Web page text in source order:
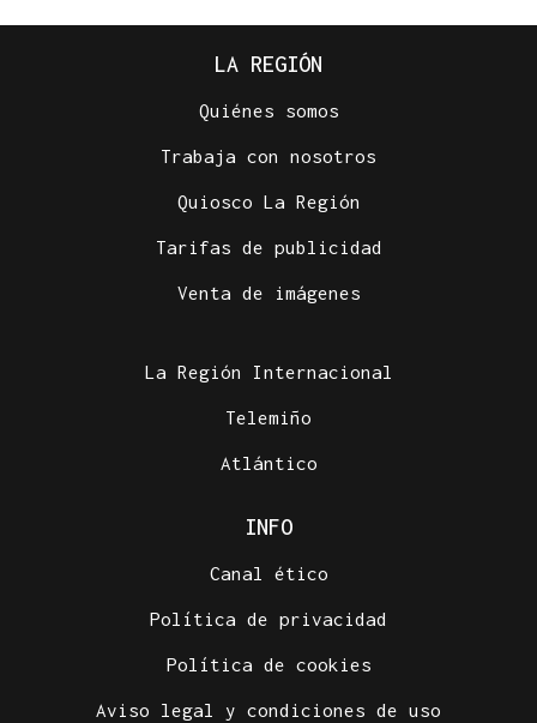
LA REGIÓN
Quiénes somos
Trabaja con nosotros
Quiosco La Región
Tarifas de publicidad
Venta de imágenes
La Región Internacional
Telemiño
Atlántico
INFO
Canal ético
Política de privacidad
Política de cookies
Aviso legal y condiciones de uso